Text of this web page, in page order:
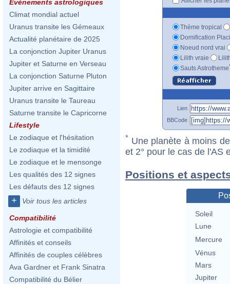
Évènements astrologiques
Climat mondial actuel
Uranus transite les Gémeaux
Actualité planétaire de 2025
La conjonction Jupiter Uranus
Jupiter et Saturne en Verseau
La conjonction Saturne Pluton
Jupiter arrive en Sagittaire
Uranus transite le Taureau
Saturne transite le Capricorne
Lifestyle
Le zodiaque et l'hésitation
Le zodiaque et la timidité
Le zodiaque et le mensonge
Les qualités des 12 signes
Les défauts des 12 signes
+ Voir tous les articles
Compatibilité
Astrologie et compatibilité
Affinités et conseils
Affinités de couples célèbres
Ava Gardner et Frank Sinatra
Compatibilité du Bélier
Thème tropical
Domification
Noeud nord vrai
Lilith vraie
Sauts Astrotheme
Lien
BBCode
* Une planète à moins
et 2° pour le cas de l'AS
Positions et
Soleil
Lune
Mercure
Vénus
Mars
Jupiter